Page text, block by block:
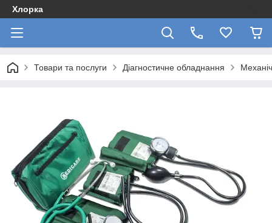
Хлорка
Товари та послуги Діагностичне обладнання